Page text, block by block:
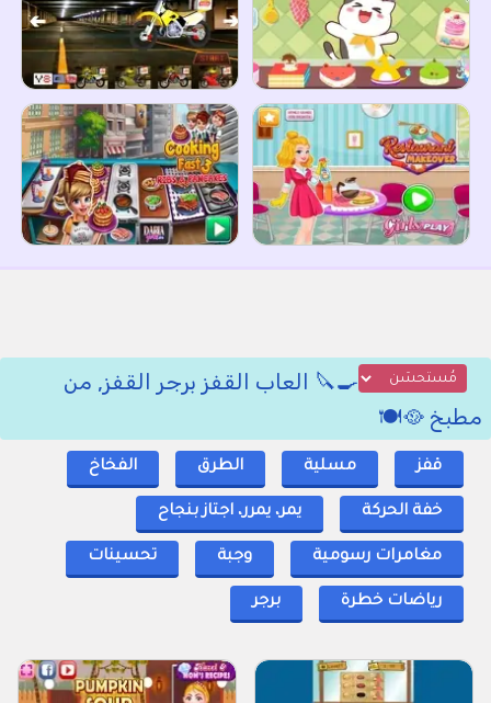
🍳🔪 العاب القفز برجر القفز, من
مطبخ 🥘🍽️
قفز مسلية الطرق الفخاخ
خفة الحركة يمر، يمرر، اجتاز بنجاح
مغامرات رسومية وجبة تحسينات
رياضات خطرة برجر